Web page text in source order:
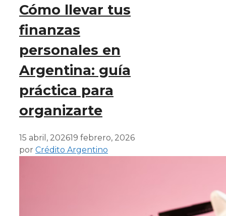
Cómo llevar tus
finanzas
personales en
Argentina: guía
práctica para
organizarte
15 abril, 202619 febrero, 2026
por Crédito Argentino